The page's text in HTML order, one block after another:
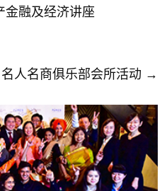
金融及经济讲座
人名商俱乐部会所活动 →